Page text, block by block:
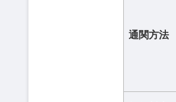
通関方法